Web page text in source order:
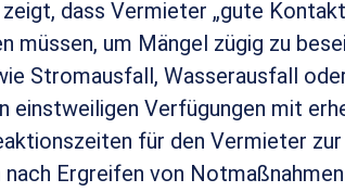
dass Vermieter „gute
müssen, um Mängel zügig zu
Stromausfall, Wasserausfall
einstweiligen Verfügungen mit
für den Vermieter
nach Ergreifen von